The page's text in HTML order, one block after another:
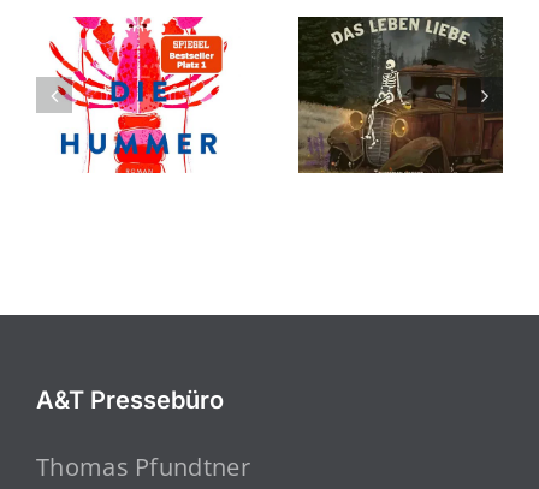
A&T Pressebüro
Thomas Pfundtner